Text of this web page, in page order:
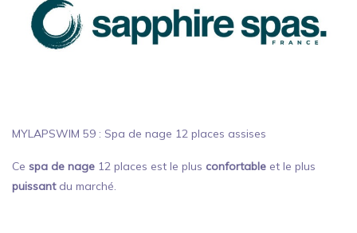
MYLAPSWIM 59 : Spa de nage 12 places assises
Ce spa de nage 12 places est le plus confortable et le plus
puissantdu marché.